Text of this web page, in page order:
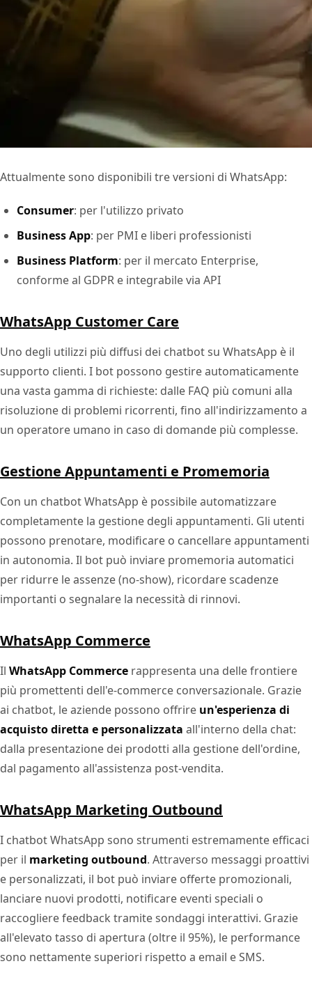
Attualmente sono disponibili tre versioni di WhatsApp:
Consumer: per l'utilizzo privato
Business App: per PMI e liberi professionisti
Business Platform: per il mercato Enterprise,
conforme al GDPR e integrabile via API
WhatsApp Customer Care
Uno degli utilizzi più diffusi dei chatbot su WhatsApp è il
supporto clienti. I bot possono gestire automaticamente
una vasta gamma di richieste: dalle FAQ più comuni alla
risoluzione di problemi ricorrenti, fino all'indirizzamento a
un operatore umano in caso di domande più complesse.
Gestione Appuntamenti e Promemoria
Con un chatbot WhatsApp è possibile automatizzare
completamente la gestione degli appuntamenti. Gli utenti
possono prenotare, modificare o cancellare appuntamenti
in autonomia. Il bot può inviare promemoria automatici
per ridurre le assenze (no-show), ricordare scadenze
importanti o segnalare la necessità di rinnovi.
WhatsApp Commerce
Il WhatsApp Commerce rappresenta una delle frontiere
più promettenti dell'e-commerce conversazionale. Grazie
ai chatbot, le aziende possono offrire un'esperienza di
acquisto diretta e personalizzata all'interno della chat:
dalla presentazione dei prodotti alla gestione dell'ordine,
dal pagamento all'assistenza post-vendita.
WhatsApp Marketing Outbound
I chatbot WhatsApp sono strumenti estremamente efficaci
per il marketing outbound. Attraverso messaggi proattivi
e personalizzati, il bot può inviare offerte promozionali,
lanciare nuovi prodotti, notificare eventi speciali o
raccogliere feedback tramite sondaggi interattivi. Grazie
all'elevato tasso di apertura (oltre il 95%), le performance
sono nettamente superiori rispetto a email e SMS.